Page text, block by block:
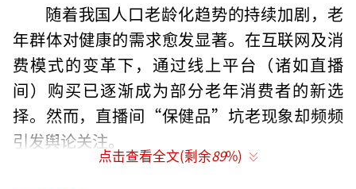
随着我国人口老龄化趋势的持续加剧，老
年群体对健康的需求愈发显著。在互联网及消
费模式的变革下，通过线上平台（诸如直播
间）购买已逐渐成为部分老年消费者的新选
择。然而，直播间“保健品”坑老现象却频频
引发舆论关注。
点击查看全文(剩余89%)